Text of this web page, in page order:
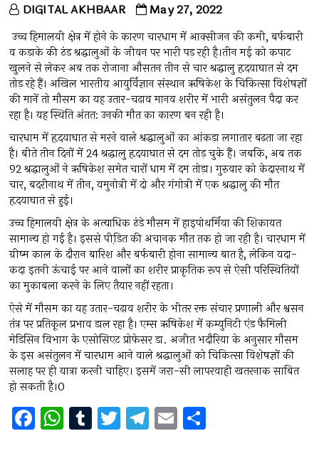
DIGITAL AKHBAAR May 27, 2022
उच्च हिमालयी क्षेत्र में होने के कारण चारधाम में आक्सीजन की कमी, बर्फबारी
व कड़ाके की ठंड श्रद्धालुओं के जीवन पर भारी पड़ रही है।तीन मई को कपाट
खुलने से लेकर अब तक रोजाना औसतन तीन से चार श्रद्धालु हृदयाघात से दम
तोड़ रहे हैं। अखिल भारतीय आयुर्विज्ञान संस्थान ऋषिकेश के चिकित्सा विशेषज्ञों
की मानें तो मौसम का यह उतार-चढ़ाव मानव शरीर में भारी असंतुलन पैदा कर
रहा है। यह स्थिति अंतत: उनकी मौत का कारण बन रही है।
चारधाम में हृदयाघात से मरने वाले श्रद्धालुओं का आंकड़ा लगातार बढ़ता जा रहा
है। बीते तीन दिनों में 24 श्रद्धालु हृदयाघात से दम तोड़ चुके हैं। जबकि, अब तक
92 श्रद्धालुओं ने ऋषिकेश समेत चारों धाम में दम तोड़ा। गुरुवार को केदारनाथ में
चार, बदरीनाथ में तीन, यमुनोत्री में दो और गंगोत्री में एक श्रद्धालु की मौत
हृदयाघात से हुई।
उच्च हिमालयी क्षेत्र के अत्याधिक ठंडे मौसम में हाइपोथर्मिया की शिकायत
सामान्य हो गई है। इससे पीडि़त की अचानक मौत तक हो जा रही है। चारधाम में
ग्रीष्म काल के दौरान बारिश और बर्फबारी होना सामान्य बात है, लेकिन यदा-
कदा इतनी ऊंचाई पर आने वालों का शरीर प्राकृतिक रूप से ऐसी परिस्थितियों
का मुकाबला करने के लिए तैयार नहीं रहता।
ऐसे में मौसम का यह उतार-चढ़ाव शरीर के भीतर रक्त संचार प्रणाली और श्वसन
तंत्र पर प्रतिकूल प्रभाव डाल रहा है। एम्स ऋषिकेश में कम्युनिटी एंड फैमिली
मेडिसिन विभाग के एसोसिएट प्रोफेसर डा. अजीत भदौरिया के अनुसार मौसम
के इस असंतुलन में चारधाम आने वाले श्रद्धालुओं को चिकित्सा विशेषज्ञों की
सलाह पर ही यात्रा करनी चाहिए। इसमें जरा-सी लापरवाही खतरनाक साबित
हो सकती है।0
F
a
W
h
T
u
T
wi
T
el
E
m